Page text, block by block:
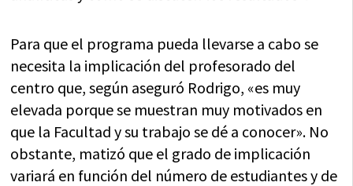
Para que el programa pueda llevarse a cabo se
necesita la implicación del profesorado del
centro que, según aseguró Rodrigo, «es muy
elevada porque se muestran muy motivados en
que la Facultad y su trabajo se dé a conocer». No
obstante, matizó que el grado de implicación
variará en función del número de estudiantes y de